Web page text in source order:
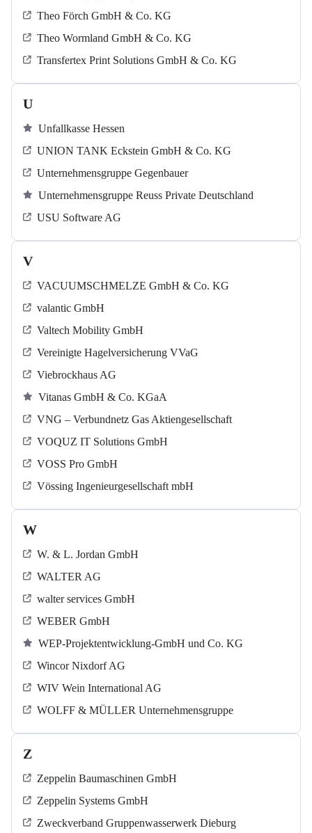
Theo Förch GmbH & Co. KG
Theo Wormland GmbH & Co. KG
Transfertex Print Solutions GmbH & Co. KG
U
Unfallkasse Hessen
UNION TANK Eckstein GmbH & Co. KG
Unternehmensgruppe Gegenbauer
Unternehmensgruppe Reuss Private Deutschland
USU Software AG
V
VACUUMSCHMELZE GmbH & Co. KG
valantic GmbH
Valtech Mobility GmbH
Vereinigte Hagelversicherung VVaG
Viebrockhaus AG
Vitanas GmbH & Co. KGaA
VNG – Verbundnetz Gas Aktiengesellschaft
VOQUZ IT Solutions GmbH
VOSS Pro GmbH
Vössing Ingenieurgesellschaft mbH
W
W. & L. Jordan GmbH
WALTER AG
walter services GmbH
WEBER GmbH
WEP-Projektentwicklung-GmbH und Co. KG
Wincor Nixdorf AG
WIV Wein International AG
WOLFF & MÜLLER Unternehmensgruppe
Z
Zeppelin Baumaschinen GmbH
Zeppelin Systems GmbH
Zweckverband Gruppenwasserwerk Dieburg